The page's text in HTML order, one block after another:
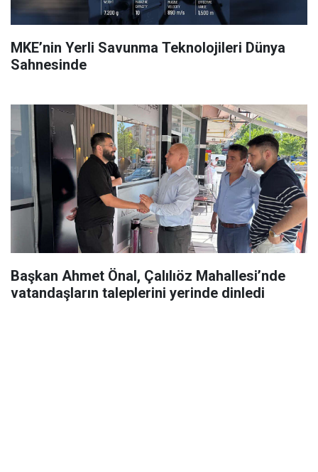
MKE’nin Yerli Savunma Teknolojileri Dünya
Sahnesinde
Başkan Ahmet Önal, Çalılıöz Mahallesi’nde
vatandaşların taleplerini yerinde dinledi